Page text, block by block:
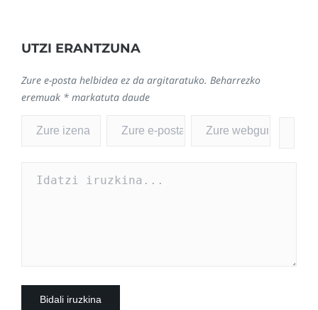
UTZI ERANTZUNA
Zure e-posta helbidea ez da argitaratuko. Beharrezko
eremuak * markatuta daude